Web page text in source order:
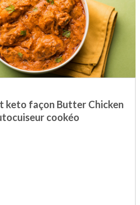
keto façon Butter Chicken
cookéo